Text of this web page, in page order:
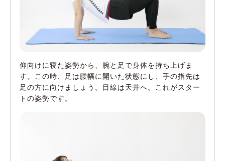
仰向けに寝た姿勢から、腕と足で身体を持ち上げま
す。この時、足は腰幅に開いた状態にし、手の指先は
足の方に向けましょう。目線は天井へ。これがスター
トの姿勢です。